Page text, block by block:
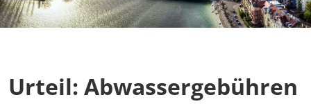
Urteil: Abwassergebühren